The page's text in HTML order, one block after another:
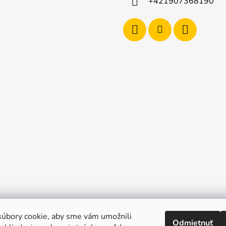
cookie, aby sme vám umožnili
Odmietnuť